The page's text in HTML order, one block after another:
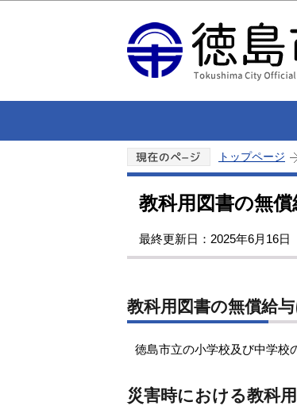
トップページ
教科用図書の無
最終更新日：2025年6月16日
教科用図書の無償給
徳島市立の小学校及び中学校
災害時における教科